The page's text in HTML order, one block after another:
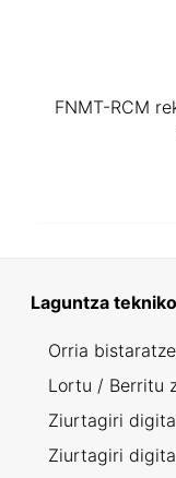
FNMT-RCM
Laguntza
Orria
Lortu / Berritu
Ziurtagiri
Ziurtagiri